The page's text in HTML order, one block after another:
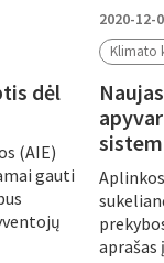
dėl
(AIE)
gauti
2020-12-
Klimato
aprašas